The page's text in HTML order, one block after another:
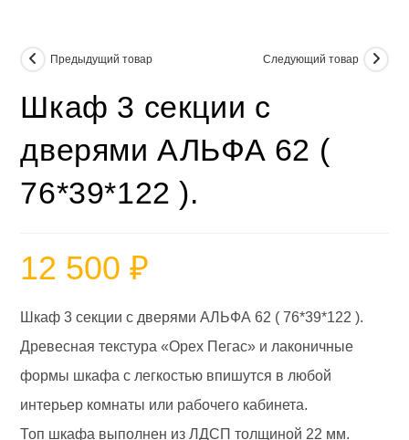
Предыдущий товар Следующий товар
Шкаф 3 секции с
дверями АЛЬФА 62 (
76*39*122 ).
12 500₽
Шкаф 3 секции с дверями АЛЬФА 62 ( 76*39*122 ).
Древесная текстура «Орех Пегас» и лаконичные
формы шкафа с легкостью впишутся в любой
интерьер комнаты или рабочего кабинета.
Топ шкафа выполнен из ЛДСП толщиной 22 мм.